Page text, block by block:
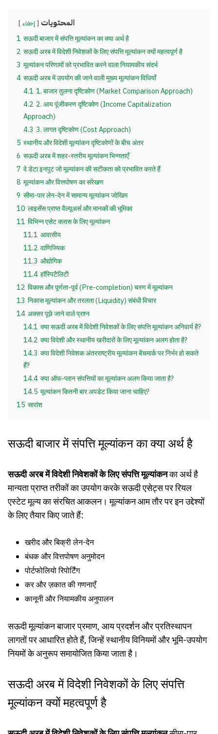
المحتويات إخفاء
1 सऊदी बाजार में संपत्ति मूल्यांकन का क्या अर्थ है
2 सऊदी अरब में विदेशी निवेशकों के लिए संपत्ति मूल्यांकन क्यों महत्वपूर्ण है
3 मूल्यांकन परिणामों को प्रभावित करने वाला नियामकीय संदर्भ
4 सऊदी अरब में उपयोग की जाने वाली मुख्य मूल्यांकन विधियाँ
4.1 1. बाजार तुलना दृष्टिकोण (Market Comparison Approach)
4.2 2. आय पूंजीकरण दृष्टिकोण (Income Capitalization
Approach)
4.3 3. लागत दृष्टिकोण (Cost Approach)
5 स्थानीय और विदेशी मूल्यांकन दृष्टिकोणों के बीच अंतर
6 सऊदी अरब में शहर-स्तरीय मूल्यांकन भिन्नताएँ
7 वे डेटा इनपुट जो मूल्यांकन की सटीकता को प्रभावित करते हैं
8 मूल्यांकन और वित्तपोषण का संरेखण
9 सीमा-पार लेन-देन में सामान्य मूल्यांकन जोखिम
10 लाइसेंस प्राप्त वैल्यूअर्स और मानकों की भूमिका
11 विभिन्न एसेट क्लास के लिए मूल्यांकन
11.1 आवासीय
11.2 वाणिज्यिक
11.3 औद्योगिक
11.4 हॉस्पिटैलिटी
12 विकास और पूर्णता-पूर्व (Pre-completion) चरण में मूल्यांकन
13 निकास मूल्यांकन और तरलता (Liquidity) संबंधी विचार
14 अक्सर पूछे जाने वाले प्रश्न
14.1 क्या सऊदी अरब में विदेशी निवेशकों के लिए संपत्ति मूल्यांकन अनिवार्य है?
14.2 क्या विदेशी और स्थानीय खरीदारों के लिए मूल्यांकन अलग होता है?
14.3 क्या विदेशी निवेशक अंतरराष्ट्रीय मूल्यांकन बेंचमार्क पर निर्भर हो सकते
हैं?
14.4 क्या ऑफ-प्लान संपत्तियों का मूल्यांकन अलग किया जाता है?
14.5 मूल्यांकन कितनी बार अपडेट किया जाना चाहिए?
15 सारांश
सऊदी बाजार में संपत्ति मूल्यांकन का क्या अर्थ है
सऊदी अरब में विदेशी निवेशकों के लिए संपत्ति मूल्यांकनका अर्थ है
मान्यता प्राप्त तरीकों का उपयोग करके सऊदी एसेट्स पर रियल
एस्टेट मूल्य का संरचित आकलन। मूल्यांकन आम तौर पर इन उद्देश्यों
के लिए तैयार किए जाते हैं:
खरीद और बिक्री लेन-देन
बंधक और वित्तपोषण अनुमोदन
पोर्टफोलियो रिपोर्टिंग
कर और ज़कात की गणनाएँ
कानूनी और नियामकीय अनुपालन
सऊदी मूल्यांकन बाजार प्रमाण, आय प्रदर्शन और प्रतिस्थापन
लागतों पर आधारित होते हैं, जिन्हें स्थानीय विनियमों और भूमि-उपयोग
नियमों के अनुरूप समायोजित किया जाता है।
सऊदी अरब में विदेशी निवेशकों के लिए संपत्ति
मूल्यांकन क्यों महत्वपूर्ण है